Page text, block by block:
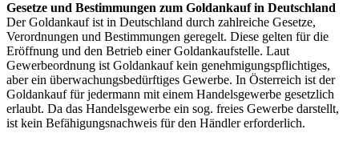
Gesetze und Bestimmungen zum Goldankauf in Deutschland
Der Goldankauf ist in Deutschland durch zahlreiche Gesetze,
Verordnungen und Bestimmungen geregelt. Diese gelten für die
Eröffnung und den Betrieb einer Goldankaufstelle. Laut
Gewerbeordnung ist Goldankauf kein genehmigungspflichtiges,
aber ein überwachungsbedürftiges Gewerbe. In Österreich ist der
Goldankauf für jedermann mit einem Handelsgewerbe gesetzlich
erlaubt. Da das Handelsgewerbe ein sog. freies Gewerbe darstellt,
ist kein Befähigungsnachweis für den Händler erforderlich.